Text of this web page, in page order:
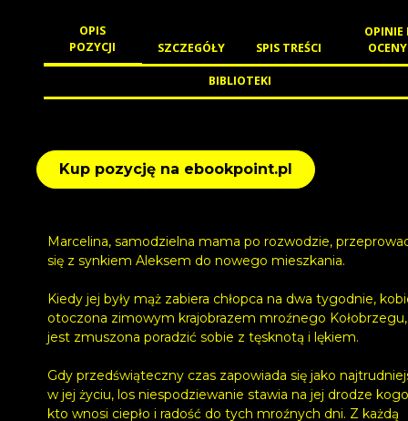
OPIS
POZYCJI
SZCZEGÓŁY SPIS TREŚCI
OPINIE
OCENY
BIBLIOTEKI
Kup pozycję na ebookpoint.pl
Marcelina, samodzielna mama po rozwodzie,
się z synkiem Aleksem do nowego mieszkania.
Kiedy jej były mąż zabiera chłopca na dwa tygodnie,
otoczona zimowym krajobrazem mroźnego Kołobrzegu,
jest zmuszona poradzić sobie z tęsknotą i lękiem.
Gdy przedświąteczny czas zapowiada się jako
w jej życiu, los niespodziewanie stawia na jej drodze
kto wnosi ciepło i radość do tych mroźnych dni. Z każdą